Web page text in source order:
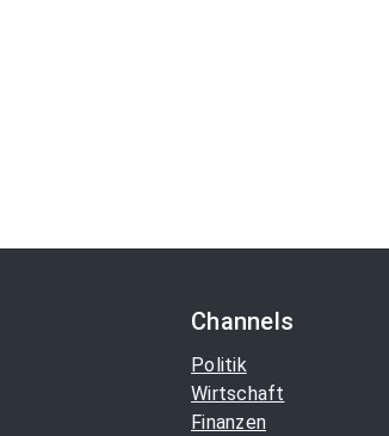
Channels
Politik
Wirtschaft
Finanzen